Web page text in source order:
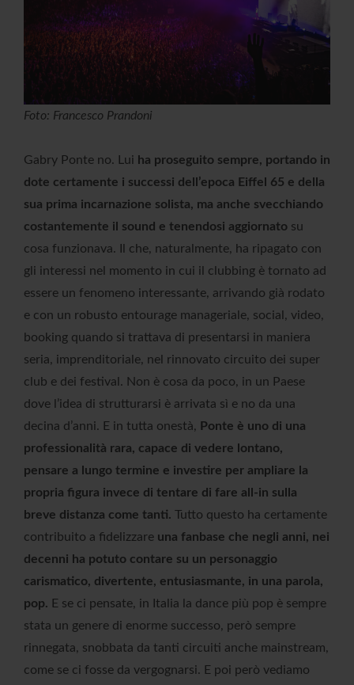
Foto: Francesco Prandoni
Gabry Ponte no. Lui ha proseguito sempre, portando in
dote certamente i successi dell’epoca Eiffel 65 e della
sua prima incarnazione solista, ma anche svecchiando
costantemente il sound e tenendosi aggiornato su
cosa funzionava. Il che, naturalmente, ha ripagato con
gli interessi nel momento in cui il clubbing è tornato ad
essere un fenomeno interessante, arrivando già rodato
e con un robusto entourage manageriale, social, video,
booking quando si trattava di presentarsi in maniera
seria, imprenditoriale, nel rinnovato circuito dei super
club e dei festival. Non è cosa da poco, in un Paese
dove l’idea di strutturarsi è arrivata sì e no da una
decina d’anni. E in tutta onestà, Ponte è uno di una
professionalità rara, capace di vedere lontano,
pensare a lungo termine e investire per ampliare la
propria figura invece di tentare di fare all-in sulla
breve distanza come tanti. Tutto questo ha certamente
contribuito a fidelizzare una fanbase che negli anni, nei
decenni ha potuto contare su un personaggio
carismatico, divertente, entusiasmante, in una parola,
pop. E se ci pensate, in Italia la dance più pop è sempre
stata un genere di enorme successo, però sempre
rinnegata, snobbata da tanti circuiti anche mainstream,
come se ci fosse da vergognarsi. E poi però vediamo